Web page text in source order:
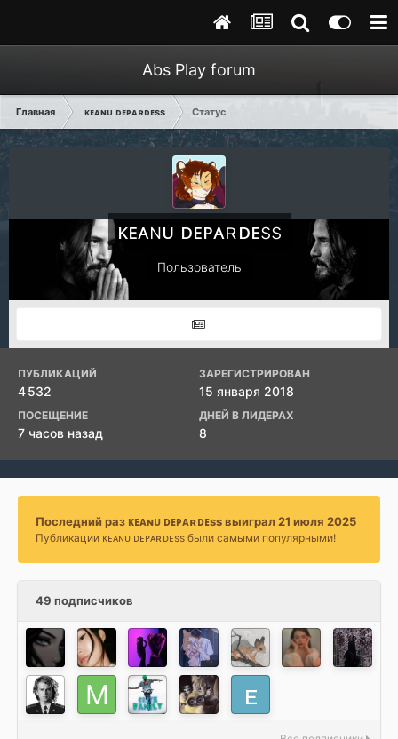
Abs Play forum
Главная ᴋᴇᴀɴᴜ ᴅᴇᴘᴀʀᴅᴇss Статус
ᴋᴇᴀɴᴜ ᴅᴇᴘᴀʀᴅᴇss
Пользователь
ПУБЛИКАЦИЙ
4 532
ЗАРЕГИСТРИРОВАН
15 января 2018
ПОСЕЩЕНИЕ
7 часов назад
ДНЕЙ В ЛИДЕРАХ
8
Последний раз ᴋᴇᴀɴᴜ ᴅᴇᴘᴀʀᴅᴇss выиграл 21 июля 2025
Публикации ᴋᴇᴀɴᴜ ᴅᴇᴘᴀʀᴅᴇss были самыми популярными!
49 подписчиков